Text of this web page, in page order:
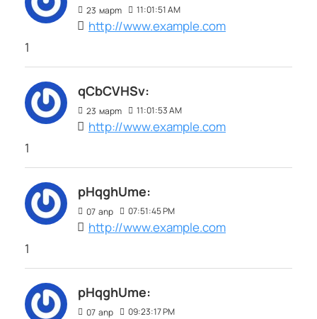
23 март 11:01:51 AM
http://www.example.com
1
qCbCVHSv:
23 март 11:01:53 AM
http://www.example.com
1
pHqghUme:
07 апр 07:51:45 PM
http://www.example.com
1
pHqghUme:
07 апр 09:23:17 PM